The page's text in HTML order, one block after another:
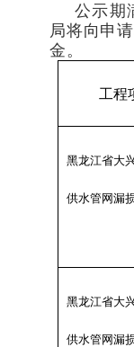
公示期
局将向申
金。
工程
黑龙江省大
供水管网漏
黑龙江省大
供水管网漏